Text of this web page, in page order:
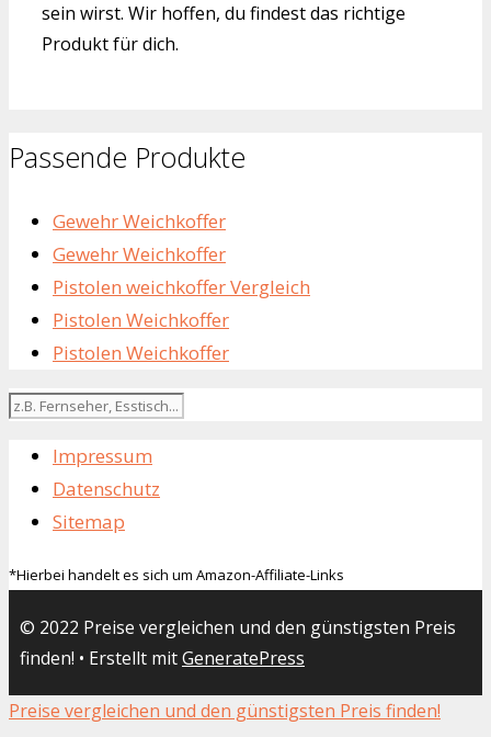
sein wirst. Wir hoffen, du findest das richtige
Produkt für dich.
Passende Produkte
Gewehr Weichkoffer
Gewehr Weichkoffer
Pistolen weichkoffer Vergleich
Pistolen Weichkoffer
Pistolen Weichkoffer
Impressum
Datenschutz
Sitemap
*Hierbei handelt es sich um Amazon-Affiliate-Links
© 2022 Preise vergleichen und den günstigsten Preis
finden! • Erstellt mitGeneratePress
Preise vergleichen und den günstigsten Preis finden!